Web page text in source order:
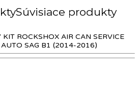
Súvisiace produkty